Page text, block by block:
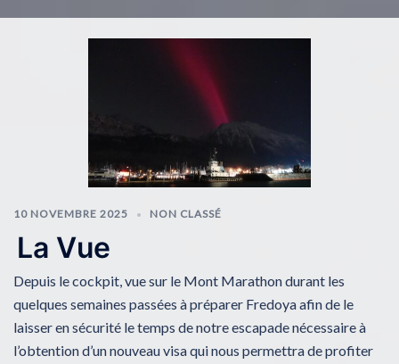
10 NOVEMBRE 2025 NON CLASSÉ
La Vue
Depuis le cockpit, vue sur le Mont Marathon durant les
quelques semaines passées à préparer Fredoya afin de le
laisser en sécurité le temps de notre escapade nécessaire à
l’obtention d’un nouveau visa qui nous permettra de profiter